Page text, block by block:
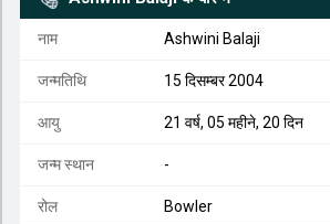
नाम Ashwini Balaji
जन्मतिथि 15 दिसम्बर 2004
आयु 21 वर्ष, 05 महीने, 20 दिन
जन्म स्थान -
रोल Bowler